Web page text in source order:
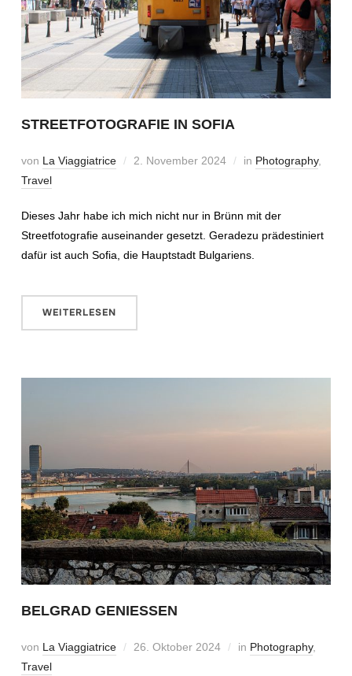
STREETFOTOGRAFIE IN SOFIA
von La Viaggiatrice 2. November 2024 in Photography,
Travel
Dieses Jahr habe ich mich nicht nur in Brünn mit der
Streetfotografie auseinander gesetzt. Geradezu prädestiniert
dafür ist auch Sofia, die Hauptstadt Bulgariens.
WEITERLESEN
BELGRAD GENIESSEN
von La Viaggiatrice 26. Oktober 2024 in Photography,
Travel